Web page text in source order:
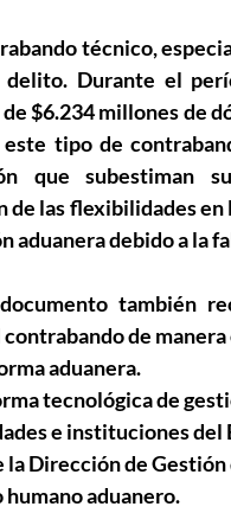
técnico,
Durante el
$6.234 millones de
tipo de
que subestiman
las flexibilidades
aduanera debido a la
también
de manera
aduanera.
tecnológica de
e instituciones del
la Dirección de
humano aduanero.